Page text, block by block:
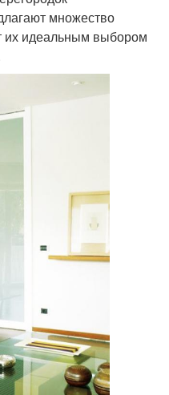
множество
их идеальным выбором